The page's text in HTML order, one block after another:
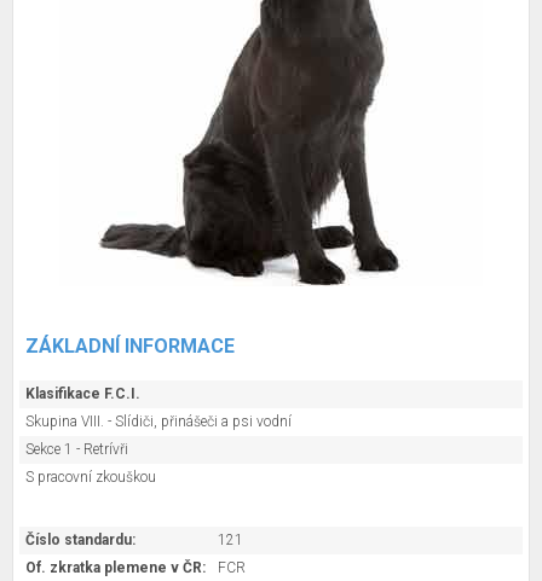
ZÁKLADNÍ INFORMACE
Klasifikace F.C.I.
Skupina VIII. - Slídiči, přinášeči a psi vodní
Sekce 1 - Retrívři
S pracovní zkouškou
Číslo standardu:
121
Of. zkratka plemene v ČR:
FCR